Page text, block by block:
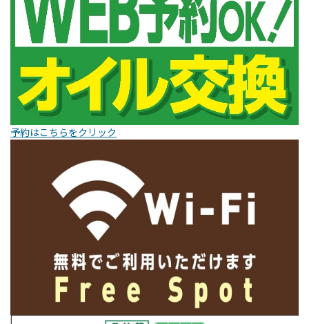
予約はこちらをクリック